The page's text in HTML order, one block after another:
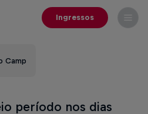
Ingressos
Camp
período nos dias